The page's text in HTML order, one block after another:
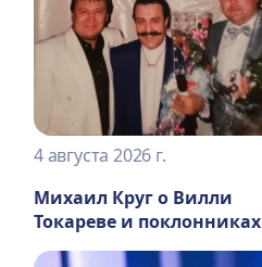
4 августа 2026 г.
Михаил Круг о Вилли
Токареве и поклонниках